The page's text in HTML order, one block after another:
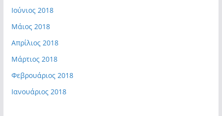
Ιούνιος 2018
Μάιος 2018
Απρίλιος 2018
Μάρτιος 2018
Φεβρουάριος 2018
Ιανουάριος 2018